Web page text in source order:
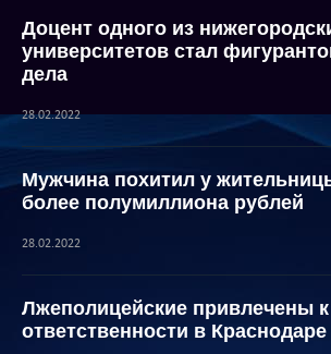
Доцент одного из
университетов стал
дела
28.02.2022
Мужчина похитил у
более полумиллиона рублей
28.02.2022
Лжеполицейские привлечены
ответственности в Краснодаре